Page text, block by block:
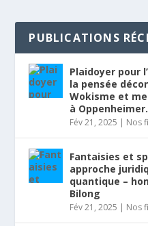
PUBLICATIONS
Plaidoyer pour
la pensée
Wokisme et
à Oppenheimer.
Fév 21, 2025 | Nos
Fantaisies et
approche
quantique –
Bilong
Fév 21, 2025 | Nos